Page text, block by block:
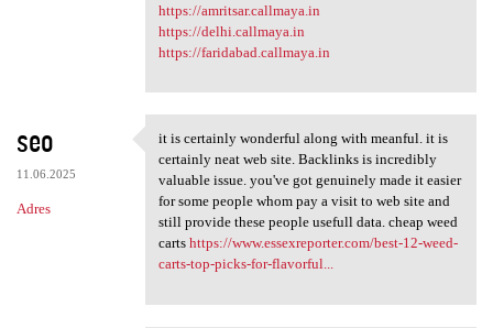
https://amritsar.callmaya.in
https://delhi.callmaya.in
https://faridabad.callmaya.in
seo
11.06.2025
Adres
it is certainly wonderful
it is certainly wonderful along with meanful. it is
certainly neat web site. Backlinks is incredibly
valuable issue. you've got genuinely made it easier
for some people whom pay a visit to web site and
still provide these people usefull data. cheap weed
carts https://www.essexreporter.com/best-12-weed-
carts-top-picks-for-flavorful...